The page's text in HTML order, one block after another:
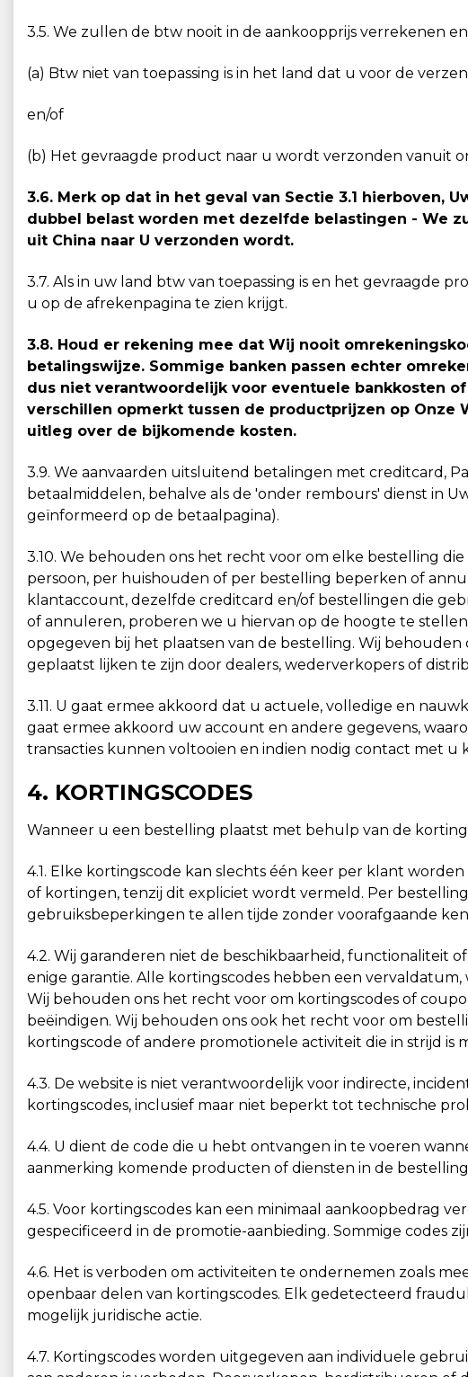
3.5. We zullen de btw nooit in de aankoopprijs verrekenen
(a) Btw niet van toepassing is in het land dat u voor de
en/of
(b) Het gevraagde product naar u wordt verzonden vanuit
3.6. Merk op dat in het geval van Sectie 3.1 hierboven,
dubbel belast worden met dezelfde belastingen - We
uit China naar U verzonden wordt.
3.7. Als in uw land btw van toepassing is en het gevraagde
u op de afrekenpagina te zien krijgt.
3.8. Houd er rekening mee dat Wij nooit
betalingswijze. Sommige banken passen echter
dus niet verantwoordelijk voor eventuele bankkosten
verschillen opmerkt tussen de productprijzen op Onze
uitleg over de bijkomende kosten.
3.9. We aanvaarden uitsluitend betalingen met creditcard,
betaalmiddelen, behalve als de 'onder rembours' dienst in
geïnformeerd op de betaalpagina).
3.10. We behouden ons het recht voor om elke bestelling
persoon, per huishouden of per bestelling beperken of
klantaccount, dezelfde creditcard en/of bestellingen die
of annuleren, proberen we u hiervan op de hoogte te
opgegeven bij het plaatsen van de bestelling. Wij
geplaatst lijken te zijn door dealers, wederverkopers of
3.11. U gaat ermee akkoord dat u actuele, volledige en
gaat ermee akkoord uw account en andere gegevens,
transacties kunnen voltooien en indien nodig contact met u
4. KORTINGSCODES
Wanneer u een bestelling plaatst met behulp van de
4.1. Elke kortingscode kan slechts één keer per klant
of kortingen, tenzij dit expliciet wordt vermeld. Per
gebruiksbeperkingen te allen tijde zonder voorafgaande
4.2. Wij garanderen niet de beschikbaarheid, functionaliteit
enige garantie. Alle kortingscodes hebben een
Wij behouden ons het recht voor om kortingscodes of
beëindigen. Wij behouden ons ook het recht voor om
kortingscode of andere promotionele activiteit die in strijd is
4.3. De website is niet verantwoordelijk voor indirecte,
kortingscodes, inclusief maar niet beperkt tot technische
4.4. U dient de code die u hebt ontvangen in te voeren
aanmerking komende producten of diensten in de
4.5. Voor kortingscodes kan een minimaal aankoopbedrag
gespecificeerd in de promotie-aanbieding. Sommige codes
4.6. Het is verboden om activiteiten te ondernemen zoals
openbaar delen van kortingscodes. Elk gedetecteerd
mogelijk juridische actie.
4.7. Kortingscodes worden uitgegeven aan individuele